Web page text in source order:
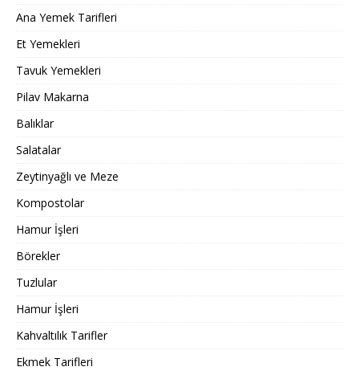
Ana Yemek Tarifleri
Et Yemekleri
Tavuk Yemekleri
Pilav Makarna
Balıklar
Salatalar
Zeytinyağlı ve Meze
Kompostolar
Hamur İşleri
Börekler
Tuzlular
Hamur İşleri
Kahvaltılık Tarifler
Ekmek Tarifleri